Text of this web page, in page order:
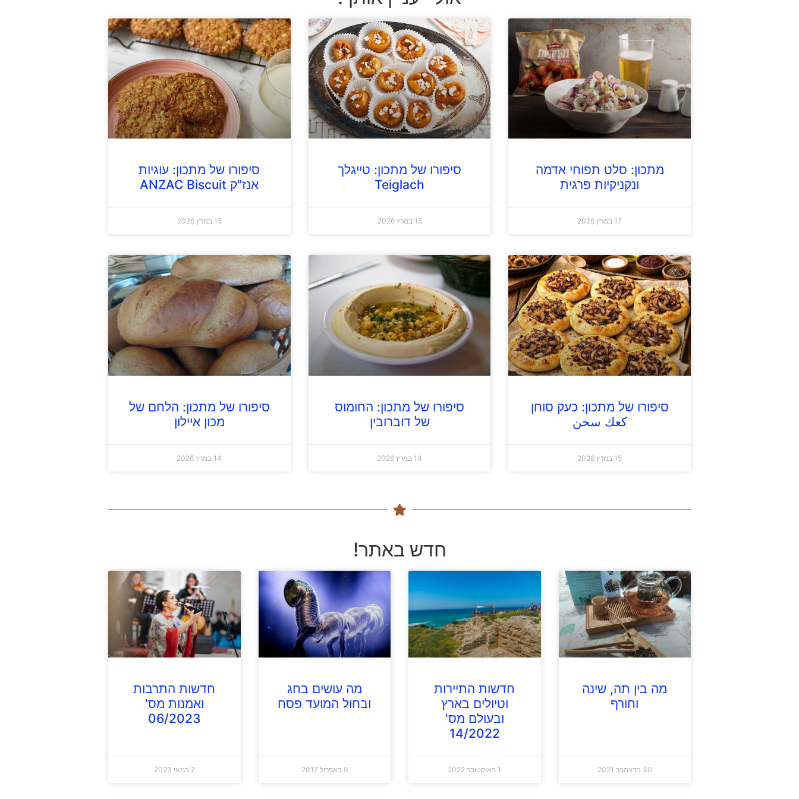
מתכון: סלט תפוחי אדמה
ונקניקיות פרגית
17 במרץ 2026
סיפורו של מתכון: טייגלך
Teiglach
15 במרץ 2026
סיפורו של מתכון: עוגיות
אנז"ק ANZAC Biscuit
15 במרץ 2026
סיפורו של מתכון: כעק סוחן
كعك سخن
15 במרץ 2026
סיפורו של מתכון: החומוס
של דוברובין
14 במרץ 2026
סיפורו של מתכון: הלחם של
מכון איילון
14 במרץ 2026
חדש באתר!
מה בין תה, שינה
וחורף
30 בדצמבר 2021
חדשות התיירות
וטיולים בארץ
ובעולם מס'
14/2022
1 באוקטובר 2022
מה עושים בחג
ובחול המועד פסח
9 באפריל 2017
חדשות התרבות
ואמנות מס'
06/2023
7 במאי 2023